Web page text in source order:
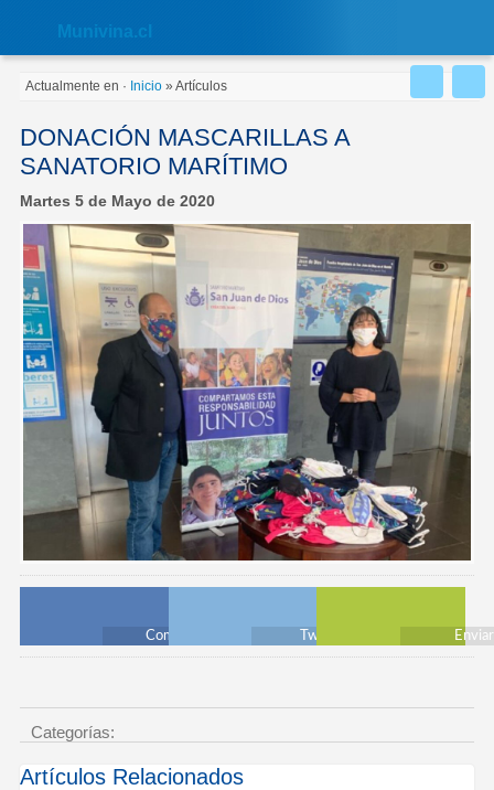
web
accesibilidad.
Munivina.cl
Actualmente en · Inicio » Artículos
DONACIÓN MASCARILLAS A
SANATORIO MARÍTIMO
Martes 5 de Mayo de 2020
Compartir Twittear Enviar
Categorías:
Artículos Relacionados